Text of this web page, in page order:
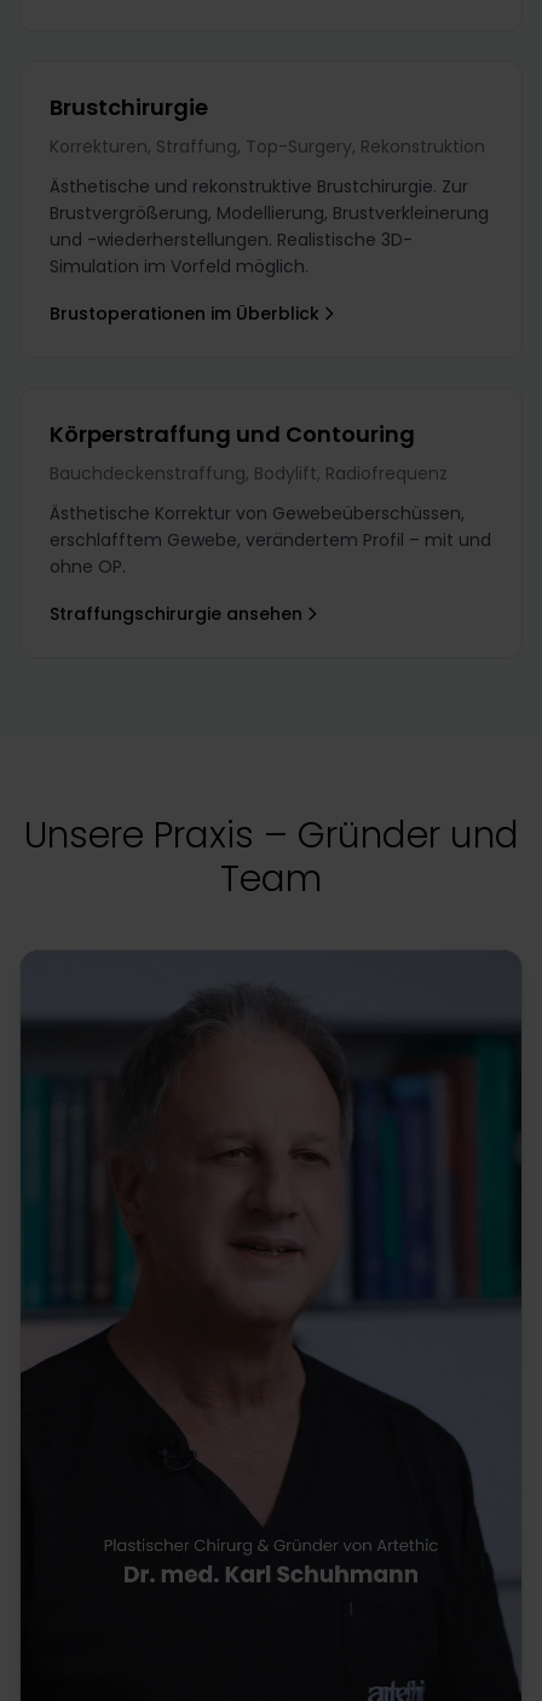
Brustchirurgie
Korrekturen, Straffung, Top-Surgery, Rekonstruktion
Ästhetische und rekonstruktive Brustchirurgie. Zur
Brustvergrößerung, Modellierung, Brustverkleinerung
und -wiederherstellungen. Realistische 3D-
Simulation im Vorfeld möglich.
Brustoperationen im Überblick
Körperstraffung und Contouring
Bauchdeckenstraffung, Bodylift, Radiofrequenz
Ästhetische Korrektur von Gewebeüberschüssen,
erschlafftem Gewebe, verändertem Profil – mit und
ohne OP.
Straffungschirurgie ansehen
Unsere Praxis – Gründer und
Team